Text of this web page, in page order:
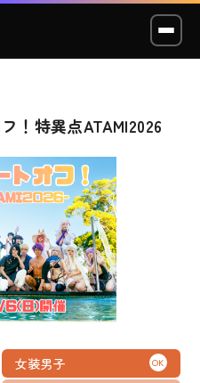
！特異点ATAMI2026
女装男子 OK